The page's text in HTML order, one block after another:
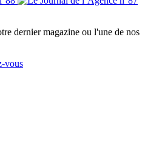
dernier magazine ou l'une de nos
vous